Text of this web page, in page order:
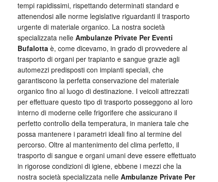
tempi rapidissimi, rispettando determinati standard e
attenendosi alle norme legislative riguardanti il trasporto
urgente di materiale organico. La nostra società
specializzata nelle Ambulanze Private Per Eventi
Bufalottaè, come dicevamo, in grado di provvedere al
trasporto di organi per trapianto e sangue grazie agli
automezzi predisposti con impianti speciali, che
garantiscono la perfetta conservazione del materiale
organico fino al luogo di destinazione. I veicoli attrezzati
per effettuare questo tipo di trasporto posseggono al loro
interno di moderne celle frigorifere che assicurano il
perfetto controllo della temperatura, in maniera tale che
possa mantenere i parametri ideali fino al termine del
percorso. Oltre al mantenimento del clima perfetto, il
trasporto di sangue e organi umani deve essere effettuato
in rigorose condizioni di igiene, ebbene i mezzi che la
nostra società specializzata nelle Ambulanze Private Per